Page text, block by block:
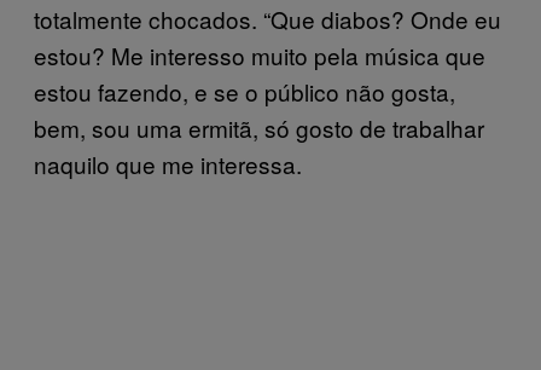
totalmente chocados. “Que diabos? Onde eu
estou? Me interesso muito pela música que
estou fazendo, e se o público não gosta,
bem, sou uma ermitã, só gosto de trabalhar
naquilo que me interessa.